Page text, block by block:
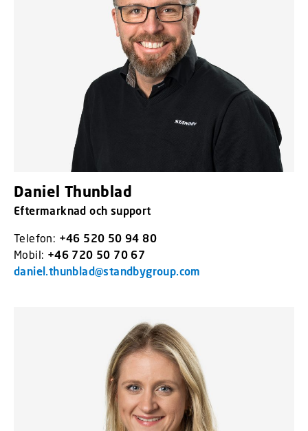
Daniel Thunblad
Eftermarknad och support
Telefon: +46 520 50 94 80
Mobil: +46 720 50 70 67
daniel.thunblad@standbygroup.com